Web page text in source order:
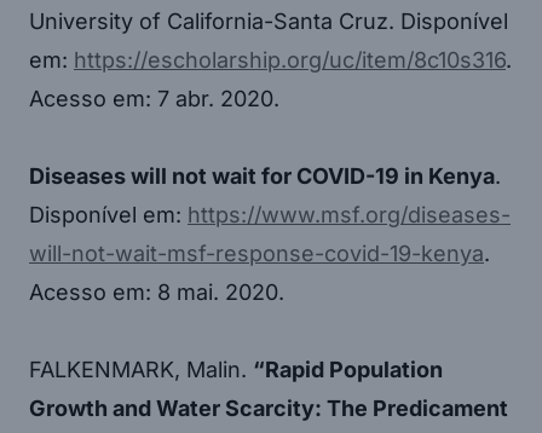
University of California-Santa Cruz. Disponível
em: https://escholarship.org/uc/item/8c10s316.
Acesso em: 7 abr. 2020.
Diseases will not wait for COVID-19 in Kenya.
Disponível em: https://www.msf.org/diseases-
will-not-wait-msf-response-covid-19-kenya.
Acesso em: 8 mai. 2020.
FALKENMARK, Malin. “Rapid Population
Growth and Water Scarcity: The Predicament